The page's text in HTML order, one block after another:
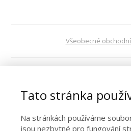
Všeobecné
Ochrana
Tato stránka
Na stránkách používáme
jsou nezbytné pro fungování